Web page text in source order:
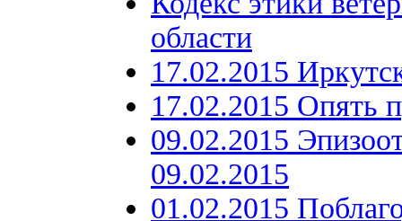
области
17.02.2015
17.02.2015 Опять
09.02.2015
09.02.2015
01.02.2015